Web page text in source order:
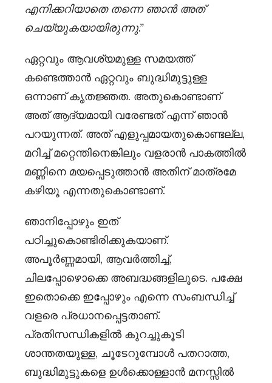
എനിക്കറിയാതെ തന്നെ ഞാൻ അത്
ചെയ്യുകയായിരുന്നു.”
ഏറ്റവും ആവശ്യമുള്ള സമയത്ത്
കണ്ടെത്താൻ ഏറ്റവും ബുദ്ധിമുട്ടുള്ള
ഒന്നാണ് കൃതജ്ഞത. അതുകൊണ്ടാണ്
അത് ആദ്യമായി വരേണ്ടത് എന്ന് ഞാൻ
പറയുന്നത്. അത് എളുപ്പമായതുകൊണ്ടല്ല,
മറിച്ച് മറ്റെന്തിനെങ്കിലും വളരാൻ പാകത്തിൽ
മണ്ണിനെ മയപ്പെടുത്താൻ അതിന് മാത്രമേ
കഴിയൂ എന്നതുകൊണ്ടാണ്.
ഞാനിപ്പോഴും ഇത്
പഠിച്ചുകൊണ്ടിരിക്കുകയാണ്.
അപൂർണ്ണമായി, ആവർത്തിച്ച്,
ചിലപ്പോഴൊക്കെ അബദ്ധങ്ങളിലൂടെ. പക്ഷേ
ഇതൊക്കെ ഇപ്പോഴും എന്നെ സംബന്ധിച്ച്
വളരെ പ്രധാനപ്പെട്ടതാണ്.
പ്രതിസന്ധികളിൽ കുറച്ചുകൂടി
ശാന്തതയുള്ള, ചൂടേറുമ്പോൾ പതറാത്ത,
ബുദ്ധിമുട്ടുകളെ ഉൾക്കൊള്ളാൻ മനസ്സിൽ